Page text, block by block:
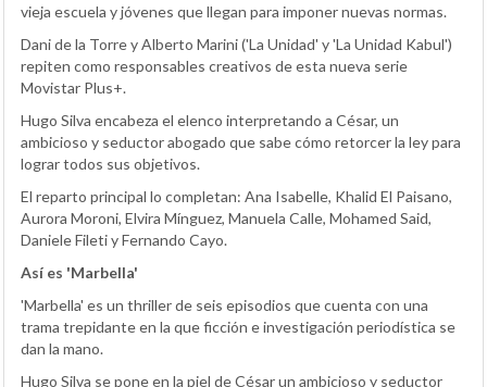
vieja escuela y jóvenes que llegan para imponer nuevas normas.
Dani de la Torre y Alberto Marini ('La Unidad' y 'La Unidad Kabul')
repiten como responsables creativos de esta nueva serie
Movistar Plus+.
Hugo Silva encabeza el elenco interpretando a César, un
ambicioso y seductor abogado que sabe cómo retorcer la ley para
lograr todos sus objetivos.
El reparto principal lo completan: Ana Isabelle, Khalid El Paisano,
Aurora Moroni, Elvira Mínguez, Manuela Calle, Mohamed Said,
Daniele Fileti y Fernando Cayo.
Así es 'Marbella'
'Marbella' es un thriller de seis episodios que cuenta con una
trama trepidante en la que ficción e investigación periodística se
dan la mano.
Hugo Silva se pone en la piel de César un ambicioso y seductor